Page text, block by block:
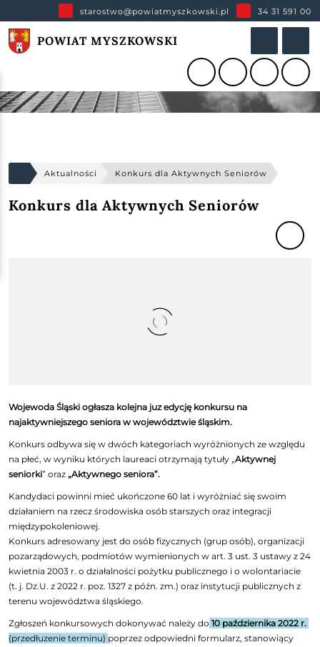
starostwo@powiatmyszkowski.pl 34 31 591 00
POWIAT MYSZKOWSKI
Aktualności Konkurs dla Aktywnych Seniorów
Konkurs dla Aktywnych Seniorów
Wojewoda Śląski ogłasza kolejna juz edycję konkursu na
najaktywniejszego seniora w województwie śląskim.
Konkurs odbywa się w dwóch kategoriach wyróżnionych ze względu
na płeć, w wyniku których laureaci otrzymają tytuły „Aktywnej
seniorki” oraz„Aktywnego seniora”.
Kandydaci powinni mieć ukończone 60 lat i wyróżniać się swoim
działaniem na rzecz środowiska osób starszych oraz integracji
międzypokoleniowej.
Konkurs adresowany jest do osób fizycznych (grup osób), organizacji
pozarządowych, podmiotów wymienionych w art. 3 ust. 3 ustawy z 24
kwietnia 2003 r. o działalności pożytku publicznego i o wolontariacie
(t. j. Dz.U. z 2022 r. poz. 1327 z późn. zm.) oraz instytucji publicznych z
terenu województwa śląskiego.
Zgłoszeń konkursowych dokonywać należy do 10 października 2022 r.
(przedłuzenie terminu) poprzez odpowiedni formularz, stanowiący